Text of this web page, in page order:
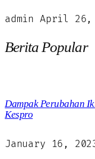
admin April 26,
Berita Popular
Dampak Perubahan
Kespro
January 16,